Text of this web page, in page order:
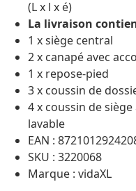
(L x l x é)
La livraison
1 x siège central
2 x canapé avec
1 x repose-pied
3 x coussin de
4 x coussin de
lavable
EAN :
SKU : 3220068
Marque : vidaXL